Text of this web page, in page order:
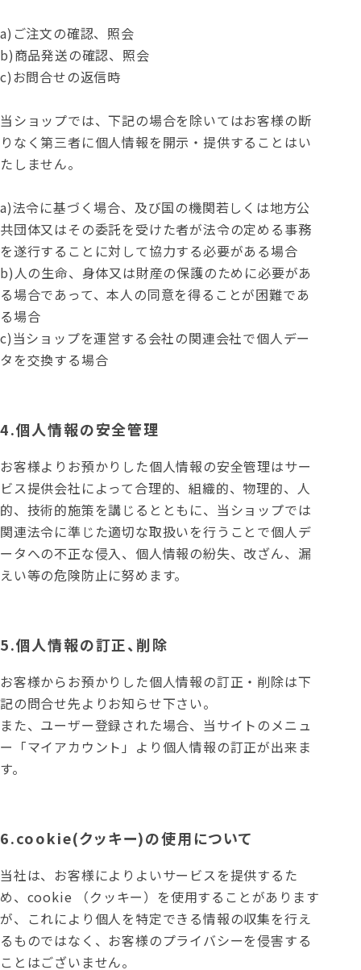
a)ご注文の確認、照会
b)商品発送の確認、照会
c)お問合せの返信時
当ショップでは、下記の場合を除いてはお客様の断
りなく第三者に個人情報を開示・提供することはい
たしません。
a)法令に基づく場合、及び国の機関若しくは地方公
共団体又はその委託を受けた者が法令の定める事務
を遂行することに対して協力する必要がある場合
b)人の生命、身体又は財産の保護のために必要があ
る場合であって、本人の同意を得ることが困難であ
る場合
c)当ショップを運営する会社の関連会社で個人デー
タを交換する場合
4.個人情報の安全管理
お客様よりお預かりした個人情報の安全管理はサー
ビス提供会社によって合理的、組織的、物理的、人
的、技術的施策を講じるとともに、当ショップでは
関連法令に準じた適切な取扱いを行うことで個人デ
ータへの不正な侵入、個人情報の紛失、改ざん、漏
えい等の危険防止に努めます。
5.個人情報の訂正、削除
お客様からお預かりした個人情報の訂正・削除は下
記の問合せ先よりお知らせ下さい。
また、ユーザー登録された場合、当サイトのメニュ
ー「マイアカウント」より個人情報の訂正が出来ま
す。
6.cookie(クッキー)の使用について
当社は、お客様によりよいサービスを提供するた
め、cookie （クッキー）を使用することがあります
が、これにより個人を特定できる情報の収集を行え
るものではなく、お客様のプライバシーを侵害する
ことはございません。